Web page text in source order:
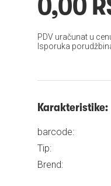
PDV uračunat u
Isporuka
Karakteristike:
barcode:
Tip:
Brend: